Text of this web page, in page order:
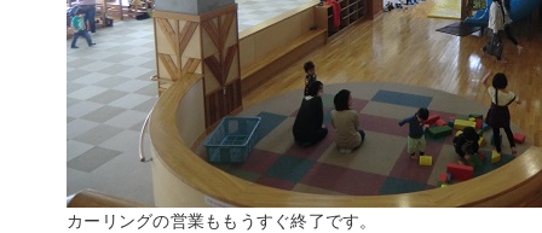
カーリングの営業ももうすぐ終了です。